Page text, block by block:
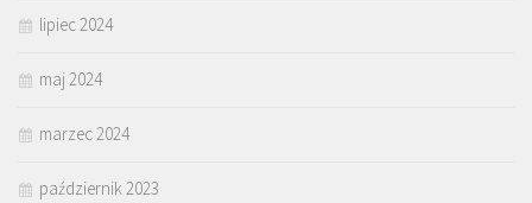
lipiec 2024
maj 2024
marzec 2024
październik 2023